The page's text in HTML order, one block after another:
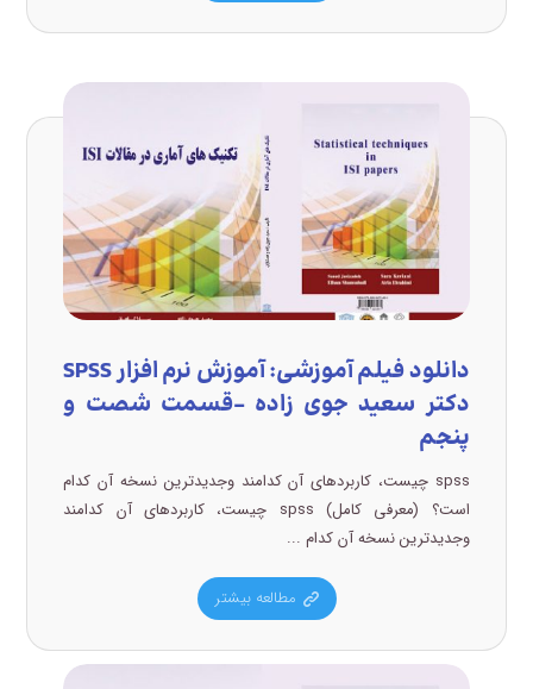
دانلود فیلم آموزشی: آموزش نرم افزار SPSS
دکتر سعید جوی زاده –قسمت شصت و
پنجم
spss چیست، کاربردهای آن کدامند وجدیدترین نسخه آن کدام
است؟ (معرفی کامل) spss چیست، کاربردهای آن کدامند
وجدیدترین نسخه آن کدام ...
مطالعه بیشتر